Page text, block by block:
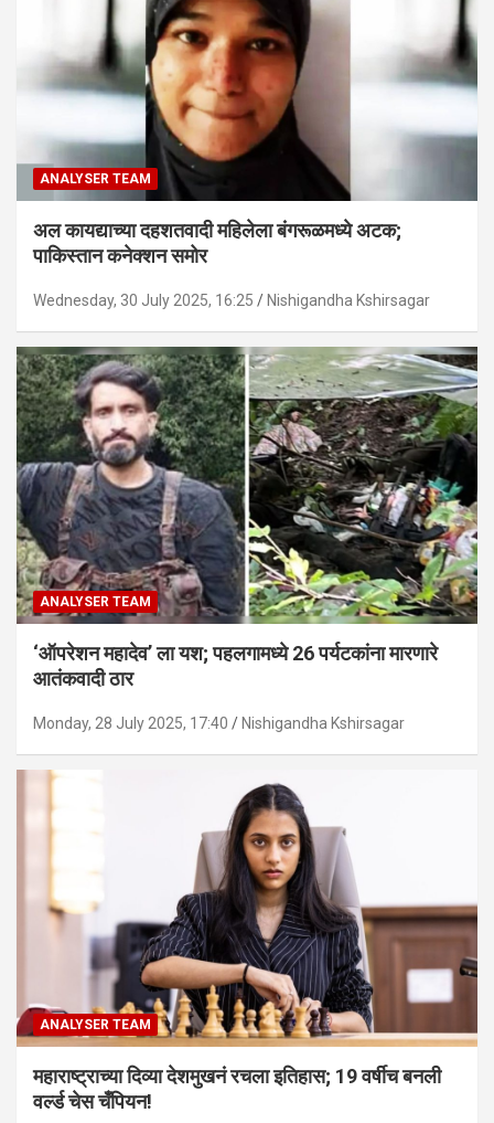
ANALYSER TEAM
अल कायद्याच्या दहशतवादी महिलेला बंगरूळमध्ये अटक;
पाकिस्तान कनेक्शन समोर
Wednesday, 30 July 2025, 16:25 Nishigandha Kshirsagar
ANALYSER TEAM
‘ऑपरेशन महादेव’ ला यश; पहलगामध्ये 26 पर्यटकांना मारणारे
आतंकवादी ठार
Monday, 28 July 2025, 17:40 Nishigandha Kshirsagar
ANALYSER TEAM
महाराष्ट्राच्या दिव्या देशमुखनं रचला इतिहास; 19 वर्षीच बनली
वर्ल्ड चेस चँपियन!